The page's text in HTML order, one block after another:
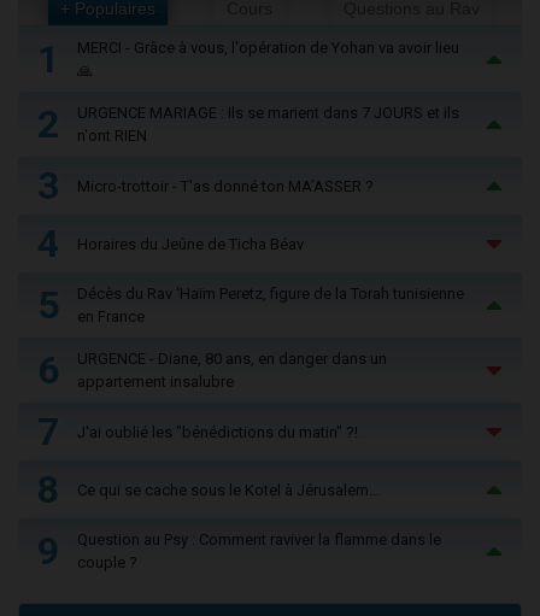
+ Populaires
1
MERCI - Grâce à vous, l'opération de Yohan va avoir lieu
🙏
2
URGENCE MARIAGE : Ils se marient dans 7 JOURS et ils
n'ont RIEN
3 Micro-trottoir - T'as donné ton MA’ASSER ?
4 Horaires du Jeûne de Ticha Béav
5
Décès du Rav ‘Haïm Peretz, figure de la Torah tunisienne
en France
6
URGENCE - Diane, 80 ans, en danger dans un
appartement insalubre
7 J'ai oublié les "bénédictions du matin" ?!
8 Ce qui se cache sous le Kotel à Jérusalem...
9
Question au Psy : Comment raviver la flamme dans le
couple ?